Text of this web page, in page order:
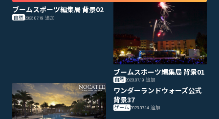
ブームスポーツ編集局 背景02
自然 2023.07.19 追加
ブームスポーツ編集局 背景01
自然 2023.07.19追加
ワンダーランドウォーズ公式
背景37
ゲーム 2023.07.14追加